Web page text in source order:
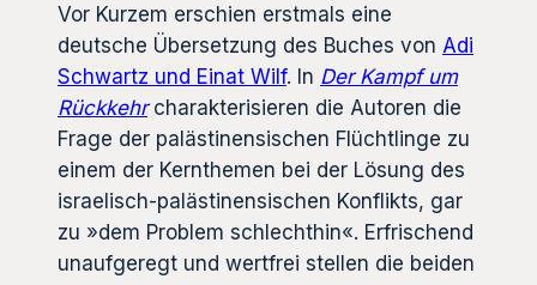
Vor Kurzem erschien erstmals eine
deutsche Übersetzung des Buches von Adi
Schwartz und Einat Wilf. In Der Kampf um
Rückkehrcharakterisieren die Autoren die
Frage der palästinensischen Flüchtlinge zu
einem der Kernthemen bei der Lösung des
israelisch-palästinensischen Konflikts, gar
zu »dem Problem schlechthin«. Erfrischend
unaufgeregt und wertfrei stellen die beiden